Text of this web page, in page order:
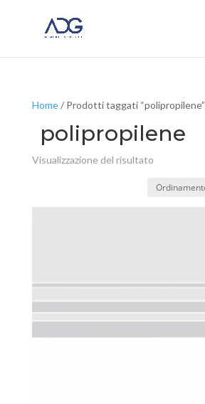
Home/ Prodotti taggati “polipropilene”
polipropilene
Visualizzazione del risultato